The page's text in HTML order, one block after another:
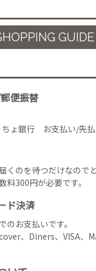
GUIDE
便振替
ちょ銀行 お支払い/先
くのを待つだけなので
料300円が必要です。
ド決済
のお支払いです。
、Diners、VISA、